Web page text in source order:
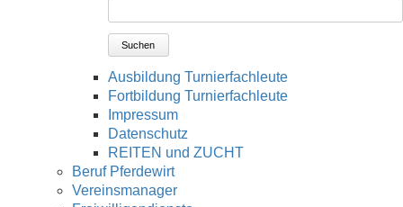
Suchen
Ausbildung Turnierfachleute
Fortbildung Turnierfachleute
Impressum
Datenschutz
REITEN und ZUCHT
Beruf Pferdewirt
Vereinsmanager